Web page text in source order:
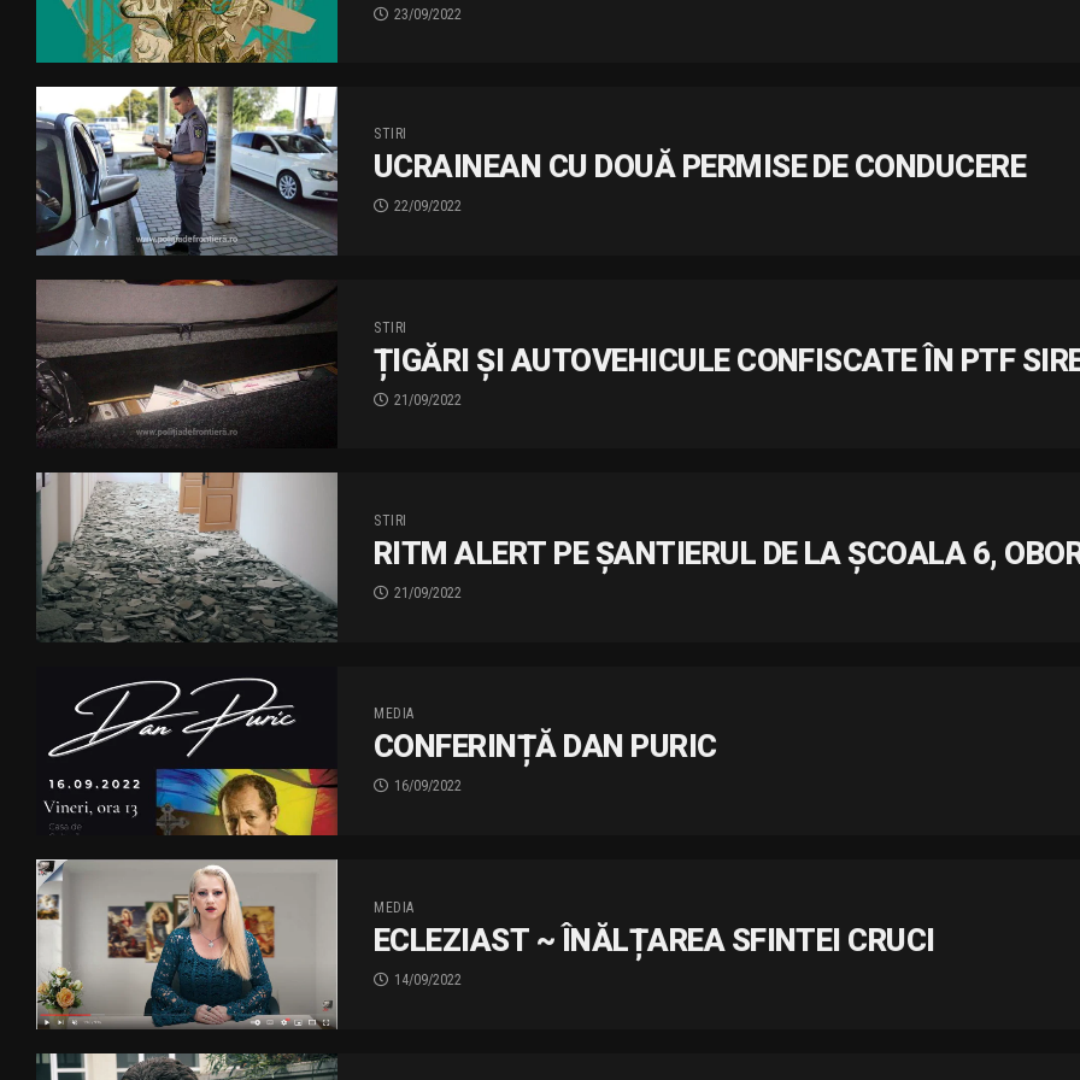
23/09/2022
STIRI
UCRAINEAN CU DOUĂ PERMISE DE CONDUCERE
22/09/2022
STIRI
ȚIGĂRI ȘI AUTOVEHICULE CONFISCATE ÎN PTF
21/09/2022
STIRI
RITM ALERT PE ȘANTIERUL DE LA ȘCOALA 6,
21/09/2022
MEDIA
CONFERINȚĂ DAN PURIC
16/09/2022
MEDIA
ECLEZIAST ~ ÎNĂLȚAREA SFINTEI CRUCI
14/09/2022